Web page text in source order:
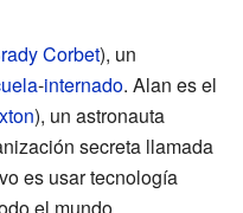
Corbet), un
-internado. Alan es el
), un astronauta
secreta llamada
es usar tecnología
el mundo.